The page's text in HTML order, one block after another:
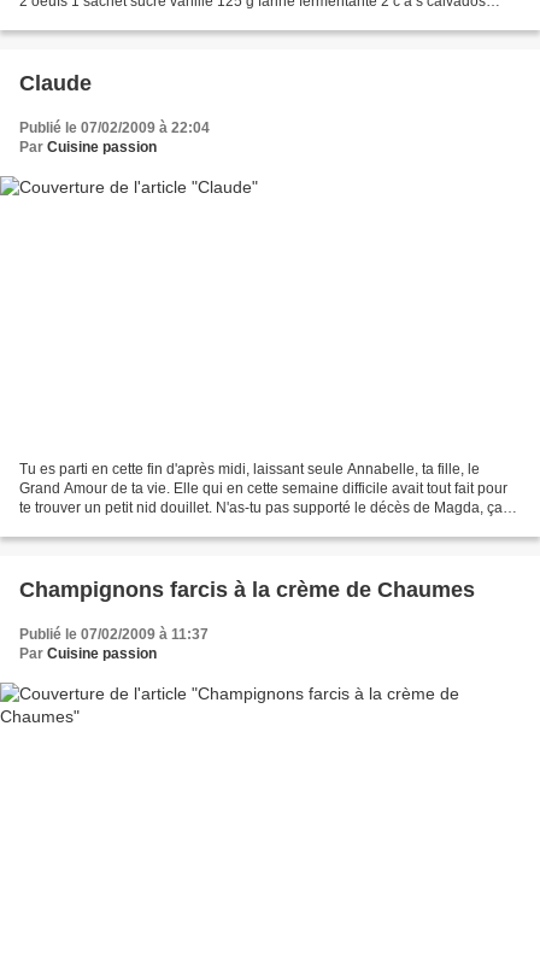
Claude
Publié le 07/02/2009 à 22:04
Par Cuisine passion
Tu es parti en cette fin d'après midi, laissant seule Annabelle, ta fille, le
Grand Amour de ta vie. Elle qui en cette semaine difficile avait tout fait pour
te trouver un petit nid douillet. N'as-tu pas supporté le décès de Magda, ça
Champignons farcis à la crème de Chaumes
Publié le 07/02/2009 à 11:37
Par Cuisine passion